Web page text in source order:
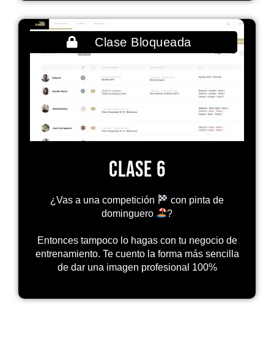
Clase 6
¿ Vas a una competición
​ con pinta de
dominguero
​?
Entonces tampoco lo hagas con tu negocio de
entrenamiento. Te cuento la forma más sencilla
de dar una imagen profesional 100%
Clase Bloqueada